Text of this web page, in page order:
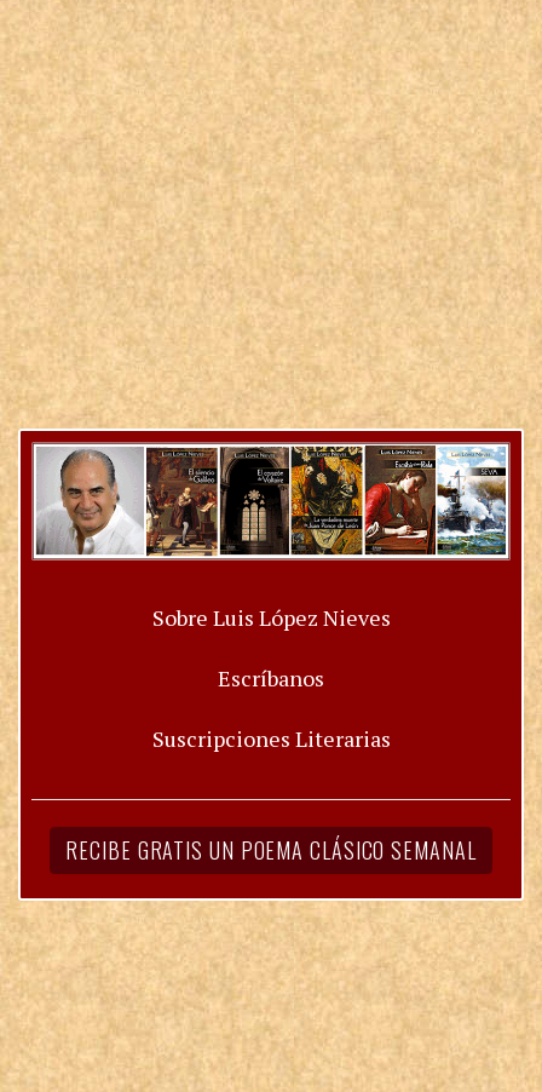
Sobre Luis López Nieves
Escríbanos
Suscripciones Literarias
RECIBE GRATIS UN POEMA CLÁSICO SEMANAL